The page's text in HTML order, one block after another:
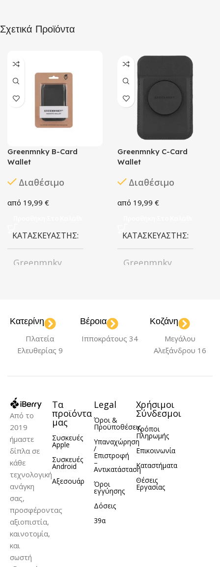
Σχετικά Προϊόντα
Greenmnky B-Card
Wallet
Διαθέσιμο
19,99 €
ΚΑΤΑΣΚΕΥΑΣΤΉΣ
Greenmnky
Greenmnky C-Card
Wallet
Διαθέσιμο
19,99 €
ΚΑΤΑΣΚΕΥΑΣΤΉΣ
Greenmnky
Κατερίνη
Πλατεία
Ελευθερίας 9
Βέροια
Ιπποκράτους 34
Κοζάνη
Μεγάλου
Αλεξάνδρου 16
Από το
2019
ήμαστε
δίπλα σε
κάθε
τεχνολογική
ανάγκη
σας,
προσφέροντας
αξιοπιστία,
καινοτομία,
και
σωστή
Τα
προϊόντα
μας
Συσκευές
Apple
Συσκευές
Android
Αξεσουάρ
Legal
Όροι &
Προϋποθέσεις
Υπαναχώρηση
/
Επιστροφή
–
Αντικατάσταση
Όροι
εγγύησης
Δόσεις
39α
Χρήσιμοι
Σύνδεσμοι
Τρόποι
Πληρωμής
Επικοινωνία
Καταστήματα
Θέσεις
Εργασίας